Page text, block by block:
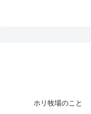
ホリ牧場のこと